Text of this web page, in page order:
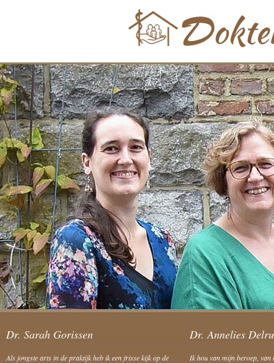
Dr. Sarah Gorissen
Als jongste arts in de praktijk heb ik een frisse kijk op de
Dr. Annelies
Ik hou van mijn beroep,